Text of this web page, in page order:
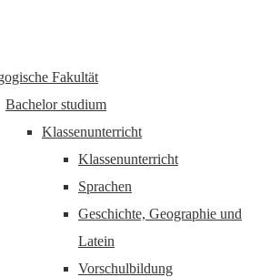
Fakultät
Bachelor studium
Klassenunterricht
Klassenunterricht
Sprachen
Geschichte, Geographie und
Latein
Vorschulbildung